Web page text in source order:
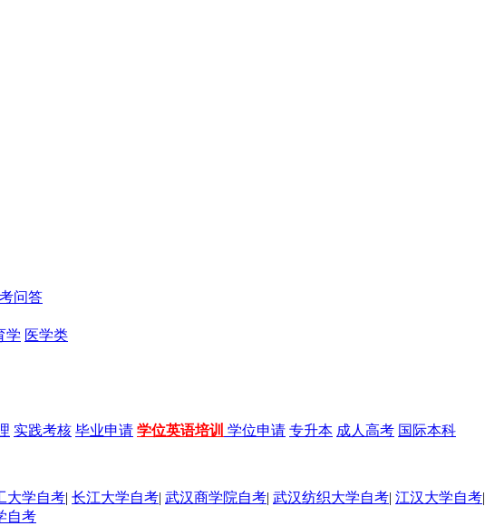
问答
学 医学类
实践考核 毕业申请 学位英语培训 学位申请 专升本 成人高考 国际本科
大学自考| 长江大学自考| 武汉商学院自考| 武汉纺织大学自考| 江汉大学自考|
自考